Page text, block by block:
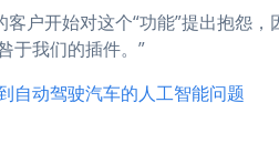
户开始对这个“功能”提出抱怨，
于我们的插件。”
自动驾驶汽车的人工智能问题